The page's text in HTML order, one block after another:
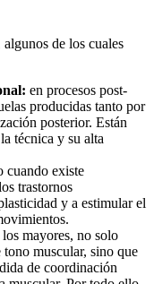
de los cuales
en procesos post-
producidas tanto por
posterior. Están
técnica y su alta
cuando existe
trastornos
y a estimular el
los mayores, no solo
tono muscular, sino que
de coordinación